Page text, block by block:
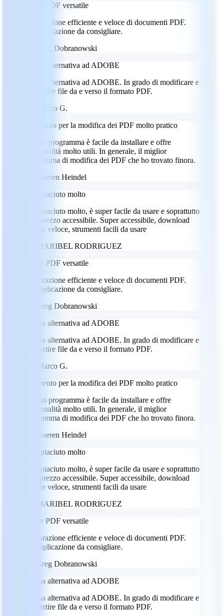
Editor PDF versatile
Elaborazione efficiente e veloce di documenti PDF.
Un'applicazione da consigliare.
Greg Dobranowski
Ottima alternativa ad ADOBE
Ottima alternativa ad ADOBE. In grado di modificare e
convertire file da e verso il formato PDF.
Marco G.
Strumento per la modifica dei PDF molto pratico
Questo programma è facile da installare e offre
funzionalità molto utili. In generale, il miglior
programma di modifica dei PDF che ho trovato finora.
Goeren Heindel
Mi è piaciuto molto
Mi è piaciuto molto, è super facile da usare e soprattutto
a un prezzo accessibile. Super accessibile, download
dei file veloce, strumenti facili da usare
MARIBEL RODRIGUEZ
Editor PDF versatile
Elaborazione efficiente e veloce di documenti PDF.
Un'applicazione da consigliare.
Greg Dobranowski
Ottima alternativa ad ADOBE
Ottima alternativa ad ADOBE. In grado di modificare e
convertire file da e verso il formato PDF.
Marco G.
Strumento per la modifica dei PDF molto pratico
Questo programma è facile da installare e offre
funzionalità molto utili. In generale, il miglior
programma di modifica dei PDF che ho trovato finora.
Goeren Heindel
Mi è piaciuto molto
Mi è piaciuto molto, è super facile da usare e soprattutto
a un prezzo accessibile. Super accessibile, download
dei file veloce, strumenti facili da usare
MARIBEL RODRIGUEZ
Editor PDF versatile
Elaborazione efficiente e veloce di documenti PDF.
Un'applicazione da consigliare.
Greg Dobranowski
Ottima alternativa ad ADOBE
Ottima alternativa ad ADOBE. In grado di modificare e
convertire file da e verso il formato PDF.